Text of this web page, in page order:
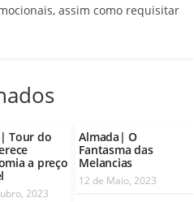
assim como requisitar
Tour do
a preço
2023
Almada| O
Fantasma das
Melancias
12 de Maio, 2023